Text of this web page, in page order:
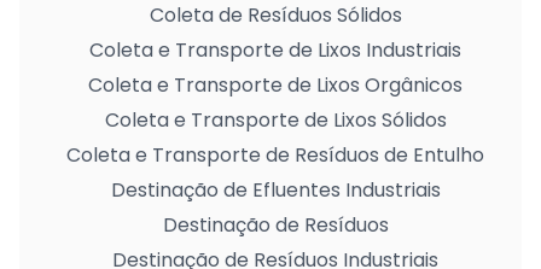
Coleta de Resíduos Sólidos
Coleta e Transporte de Lixos Industriais
Coleta e Transporte de Lixos Orgânicos
Coleta e Transporte de Lixos Sólidos
Coleta e Transporte de Resíduos de Entulho
Destinação de Efluentes Industriais
Destinação de Resíduos
Destinação de Resíduos Industriais